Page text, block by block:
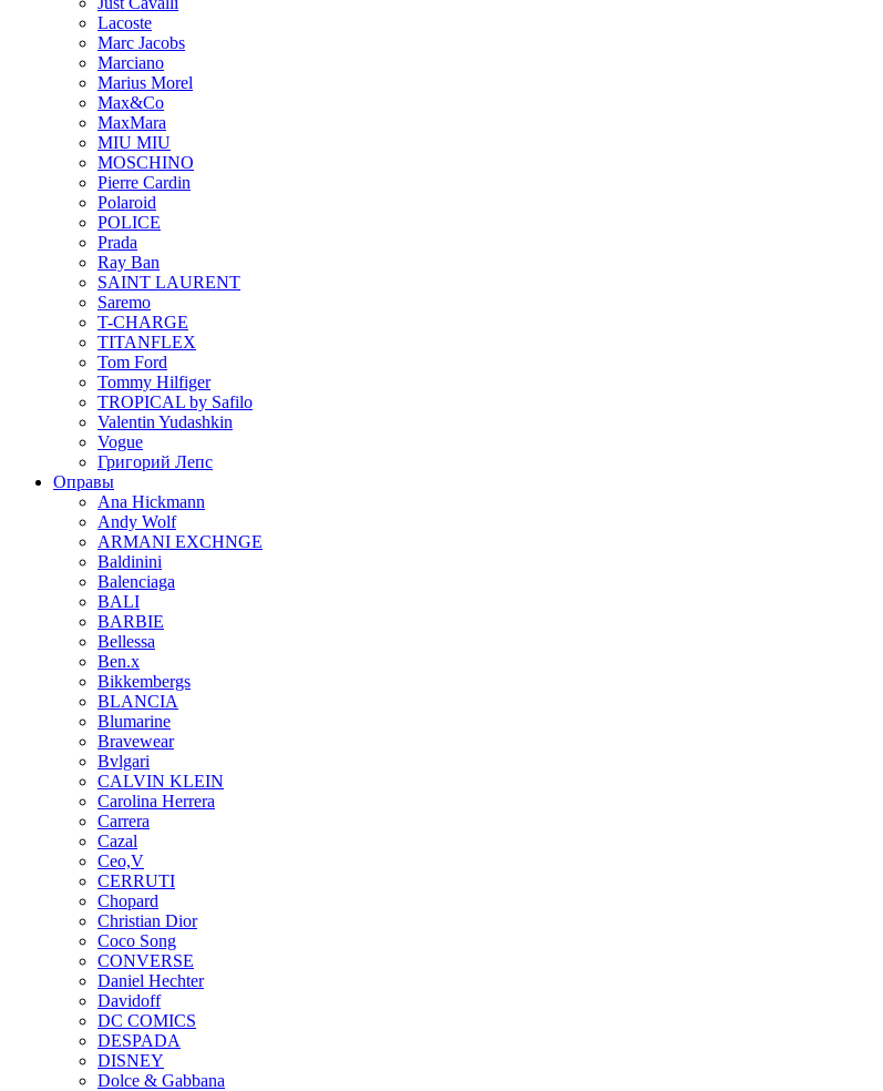
Lacoste
Marc Jacobs
Marciano
Marius Morel
Max&Co
MaxMara
MIU MIU
MOSCHINO
Pierre Cardin
Polaroid
POLICE
Prada
Ray Ban
SAINT LAURENT
Saremo
T-CHARGE
TITANFLEX
Tom Ford
Tommy Hilfiger
TROPICAL by Safilo
Valentin Yudashkin
Vogue
Григорий Лепс
Оправы
Ana Hickmann
Andy Wolf
ARMANI EXCHNGE
Baldinini
Balenciaga
BALI
BARBIE
Bellessa
Ben.x
Bikkembergs
BLANCIA
Blumarine
Bravewear
Bvlgari
CALVIN KLEIN
Carolina Herrera
Carrera
Cazal
Ceo,V
CERRUTI
Chopard
Christian Dior
Coco Song
CONVERSE
Daniel Hechter
Davidoff
DC COMICS
DESPADA
DISNEY
Dolce & Gabbana